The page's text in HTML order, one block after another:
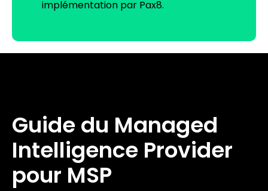
implémentation par Pax8.
Guide du Managed
Intelligence Provider
pour MSP